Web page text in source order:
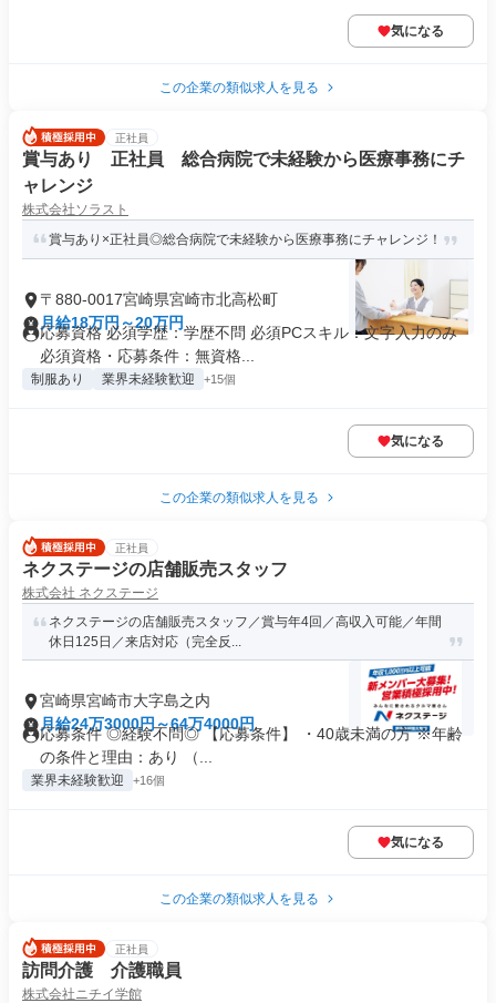
気になる
この企業の類似求人を見る
正社員
賞与あり 正社員 総合病院で未経験から医療事務にチ
ャレンジ
株式会社ソラスト
賞与あり×正社員◎総合病院で未経験から医療事務にチャレンジ！
〒880-0017宮崎県宮崎市北高松町
月給18万円～20万円
応募資格 必須学歴：学歴不問 必須PCスキル：文字入力のみ
必須資格・応募条件：無資格...
制服あり 業界未経験歓迎 +15個
気になる
この企業の類似求人を見る
正社員
ネクステージの店舗販売スタッフ
株式会社 ネクステージ
ネクステージの店舗販売スタッフ／賞与年4回／高収入可能／年間
休日125日／来店対応（完全反...
宮崎県宮崎市大字島之内
月給24万3000円～64万4000円
応募条件 ◎経験不問◎ 【応募条件】 ・40歳未満の方 ※年齢
の条件と理由：あり （...
業界未経験歓迎 +16個
気になる
この企業の類似求人を見る
正社員
訪問介護 介護職員
株式会社ニチイ学館